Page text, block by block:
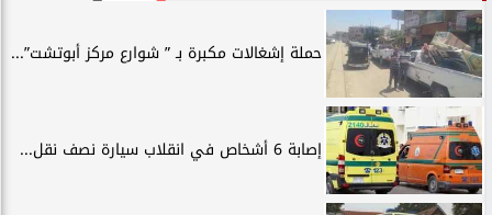
حملة إشغالات مكبرة بـ ” شوارع مركز أبوتشت”...
إصابة 6 أشخاص في انقلاب سيارة نصف نقل...